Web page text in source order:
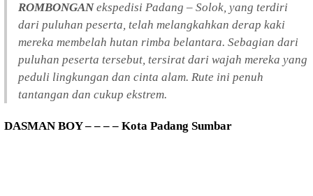
ROMBONGANekspedisi Padang – Solok, yang terdiri
dari puluhan peserta, telah melangkahkan derap kaki
mereka membelah hutan rimba belantara. Sebagian dari
puluhan peserta tersebut, tersirat dari wajah mereka yang
peduli lingkungan dan cinta alam. Rute ini penuh
tantangan dan cukup ekstrem.
DASMAN BOY – – – – Kota Padang Sumbar